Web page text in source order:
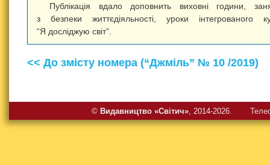
Публікація вдало доповнить виховні години,
з безпеки життєдіяльності, уроки інтегрованого
“Я досліджую світ”.
<< До змісту номера (“Джміль” № 10 /2019)
© Видавництво «Свiтич», 2014-2026.